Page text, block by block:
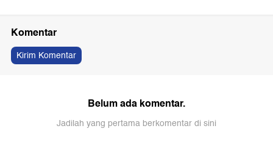
Komentar
Kirim Komentar
Belum ada komentar.
Jadilah yang pertama berkomentar di sini